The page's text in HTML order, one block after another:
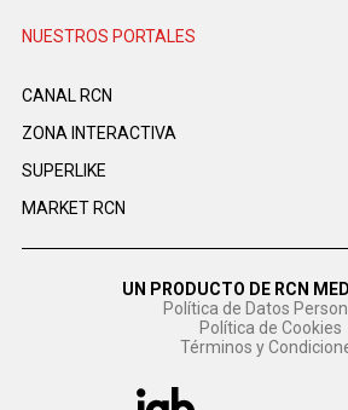
NUESTROS PORTALES
CANAL RCN
ZONA INTERACTIVA
SUPERLIKE
MARKET RCN
UN PRODUCTO DE RCN
Política de Datos
Política de Cookies
Términos y